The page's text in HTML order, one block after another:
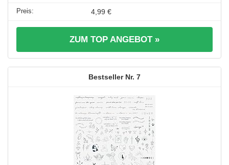
4,99 €
ZUM TOP ANGEBOT »
7